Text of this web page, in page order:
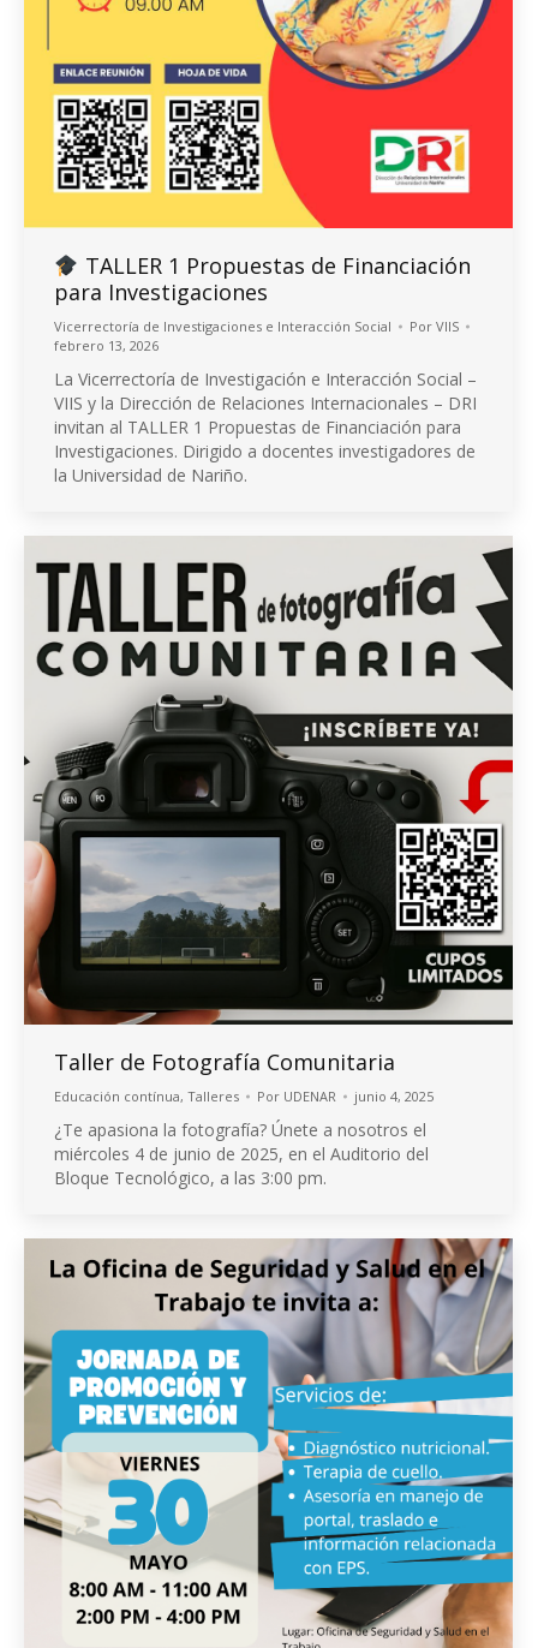
TALLER 1 Propuestas de Financiación
para Investigaciones
Vicerrectoría de Investigaciones e Interacción Social Por VIIS
febrero 13, 2026
La Vicerrectoría de Investigación e Interacción Social –
VIIS y la Dirección de Relaciones Internacionales – DRI
invitan al TALLER 1 Propuestas de Financiación para
Investigaciones. Dirigido a docentes investigadores de
la Universidad de Nariño.
Taller de Fotografía Comunitaria
Educación contínua, Talleres Por UDENAR junio 4, 2025
¿Te apasiona la fotografía? Únete a nosotros el
miércoles 4 de junio de 2025, en el Auditorio del
Bloque Tecnológico, a las 3:00 pm.